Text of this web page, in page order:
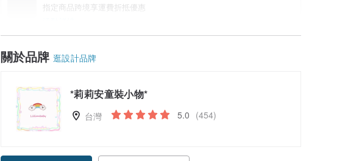
指定商品跨境享運費折抵優惠
關於品牌 逛設計品牌
*莉莉安童裝小物*
台灣 5.0 (454)